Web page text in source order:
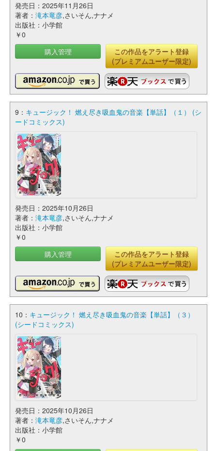
発売日：2025年11月26日
著者： 滝本竜彦,さいそん,ナナメ
出版社：小学館
￥0
購入管理
この作品をアラート登録
(プレミアムユーザー限定)
9： キュージック！ 燃え尽き吸血鬼の音楽【単話】（１） (シ
ードコミックス)
発売日：2025年10月26日
著者： 滝本竜彦,さいそん,ナナメ
出版社：小学館
￥0
購入管理
この作品をアラート登録
(プレミアムユーザー限定)
10： キュージック！ 燃え尽き吸血鬼の音楽【単話】（３）
(シードコミックス)
発売日：2025年10月26日
著者： 滝本竜彦,さいそん,ナナメ
出版社：小学館
￥0